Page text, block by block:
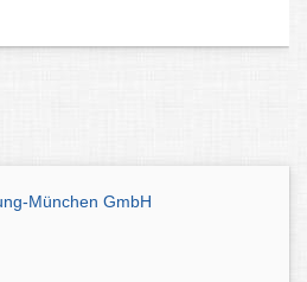
München GmbH